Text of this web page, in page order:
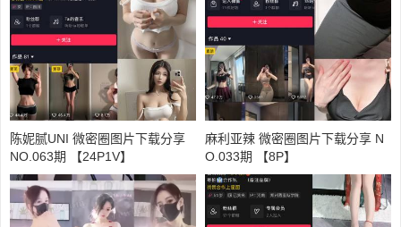
陈妮腻UNI 微密圈图片下载分享
NO.063期 【24P1V】
麻利亚辣 微密圈图片下载分享 N
O.033期 【8P】